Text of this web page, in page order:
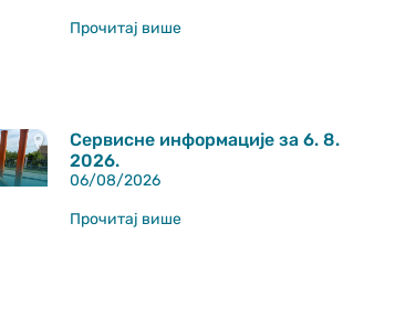
Прочитај више
Сервисне информације за 6. 8.
2026.
06/08/2026
Прочитај више